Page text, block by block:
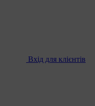
Вхід для клієнтів